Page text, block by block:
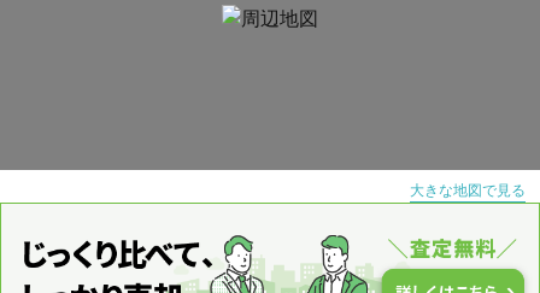
大きな地図で見る